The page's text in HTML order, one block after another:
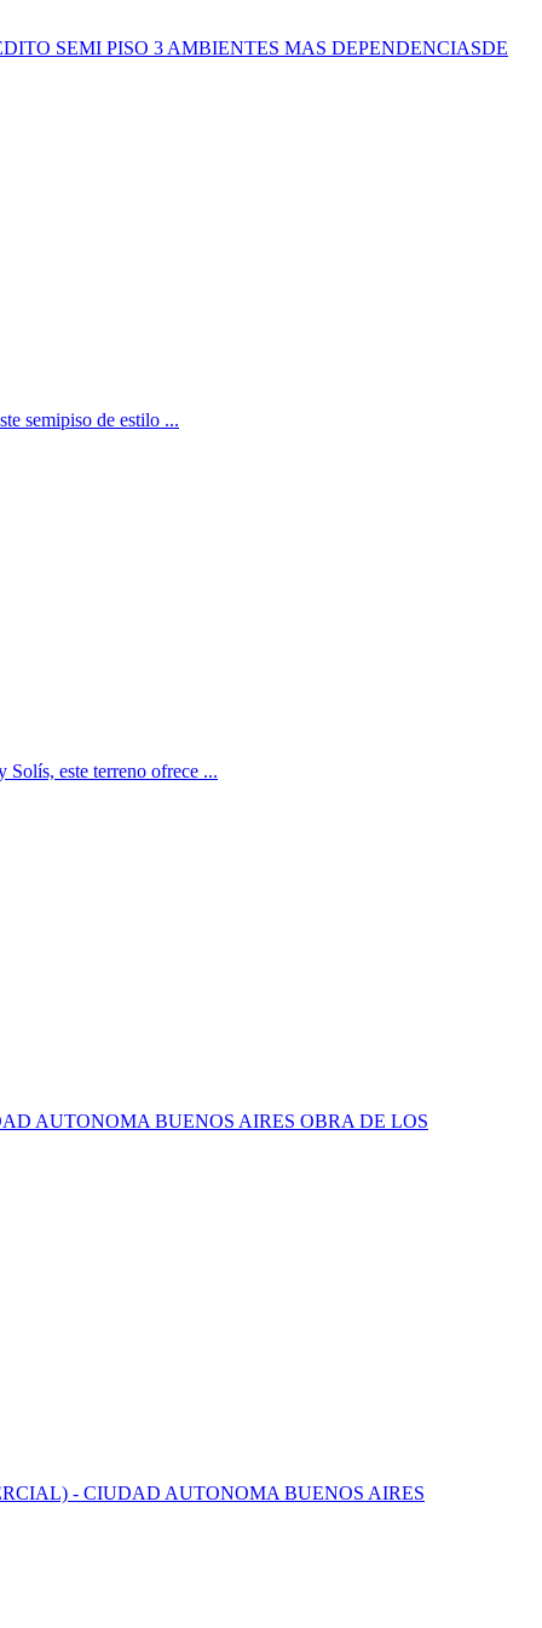
SEMI PISO 3 AMBIENTES MAS DEPENDENCIASDE
semipiso de estilo ...
este terreno ofrece ...
AUTONOMA BUENOS AIRES OBRA DE LOS
- CIUDAD AUTONOMA BUENOS AIRES